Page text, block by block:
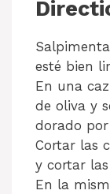
esté bien
En una
de oliva y
dorado por
Cortar las
y cortar
En la